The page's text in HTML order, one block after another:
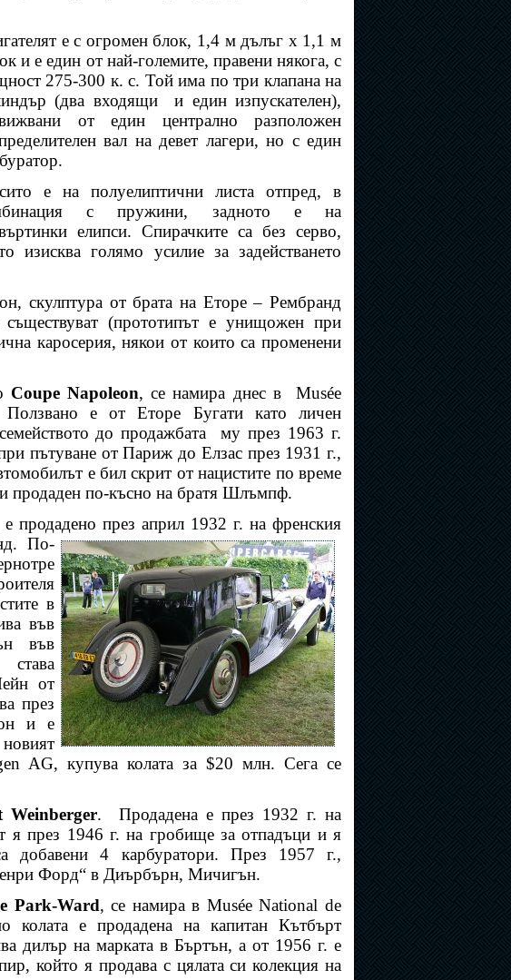
е с огромен блок, 1,4 м дълъг х 1,1 м
и е един от най-големите, правени някога, с
275-300 к. с. Той има по три клапана на
(два входящи
и един изпускателен),
от един централно разположен
вал на девет лагери, но с един
е на полуелиптични листа отпред, в
с пружини, задното е на
елипси. Спирачките са без серво,
изисква голямо усилие за задействането
скулптура от брата на Еторе – Рембранд
(прототипът е унищожен при
каросерия, някои от които са променени
Coupe Napoleon, се намира днес в
Musée
е от Еторе Бугати като личен
до продажбата
му през 1963 г.
пътуване от Париж до Елзас през 1931 г.,
е бил скрит от нацистите по време
продаден по-късно на братя Шлъмпф.
продадено през април 1932 г. на френския
По-
в
във
във
от
през
и е
новият
AG, купува колата за $20 млн. Сега се
Weinberger.
Продадена е през 1932 г. на
през 1946 г. на гробище за отпадъци и я
добавени 4 карбуратори. През 1957 г.,
Форд“ в Диърбърн, Мичигън.
Park-Ward, се намира в Musée National de
колата е продадена на капитан Кътбърт
дилър на марката в Бъртън, а от 1956 г. е
който я продава с цялата си колекция на